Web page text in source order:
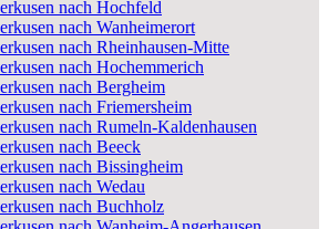
nach Hochfeld
nach Wanheimerort
nach Rheinhausen-Mitte
nach Hochemmerich
nach Bergheim
nach Friemersheim
nach Rumeln-Kaldenhausen
nach Beeck
nach Bissingheim
nach Wedau
nach Buchholz